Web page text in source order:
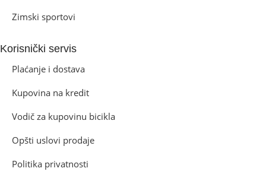
Zimski sportovi
Korisnički servis
Plaćanje i dostava
Kupovina na kredit
Vodič za kupovinu bicikla
Opšti uslovi prodaje
Politika privatnosti